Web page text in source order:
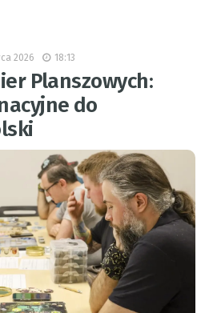
2026 18:13
Planszowych:
do